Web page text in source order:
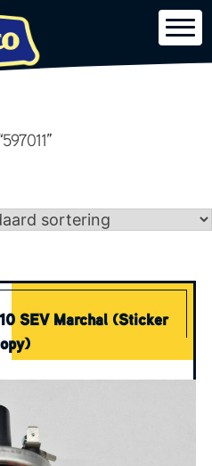
SEV Marchal (Sticker